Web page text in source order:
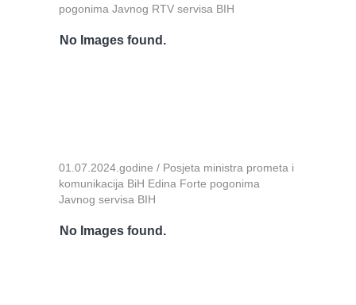
pogonima Javnog RTV servisa BIH
No Images found.
01.07.2024.godine / Posjeta ministra prometa i
komunikacija BiH Edina Forte pogonima
Javnog servisa BIH
No Images found.